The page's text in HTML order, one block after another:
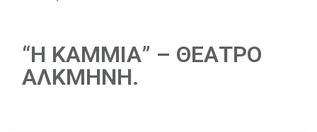
“Η ΚΑΜΜΙΑ” – ΘΕΑΤΡΟ
ΑΛΚΜΗΝΗ.